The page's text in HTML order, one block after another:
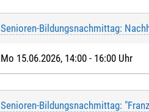
Senioren-Bildungsnachmittag:
Mo 15.06.2026, 14:00 - 16:00 Uhr
Senioren-Bildungsnachmittag: